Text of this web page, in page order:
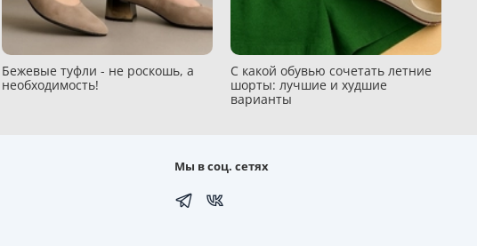
Бежевые туфли - не роскошь, а
необходимость!
С какой обувью сочетать летние
шорты: лучшие и худшие
варианты
Мы в соц. сетях